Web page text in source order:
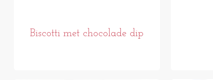
Biscotti met chocolade dip